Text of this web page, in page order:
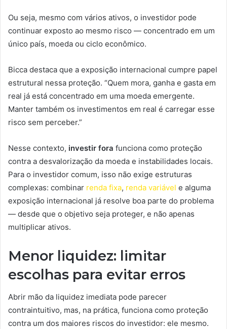
Ou seja, mesmo com vários ativos, o investidor pode
continuar exposto ao mesmo risco — concentrado em um
único país, moeda ou ciclo econômico.
Bicca destaca que a exposição internacional cumpre papel
estrutural nessa proteção. “Quem mora, ganha e gasta em
real já está concentrado em uma moeda emergente.
Manter também os investimentos em real é carregar esse
risco sem perceber.”
Nesse contexto, investir fora funciona como proteção
contra a desvalorização da moeda e instabilidades locais.
Para o investidor comum, isso não exige estruturas
complexas: combinar renda fixa, renda variável e alguma
exposição internacional já resolve boa parte do problema
— desde que o objetivo seja proteger, e não apenas
multiplicar ativos.
Menor liquidez: limitar
escolhas para evitar erros
Abrir mão da liquidez imediata pode parecer
contraintuitivo, mas, na prática, funciona como proteção
contra um dos maiores riscos do investidor: ele mesmo.